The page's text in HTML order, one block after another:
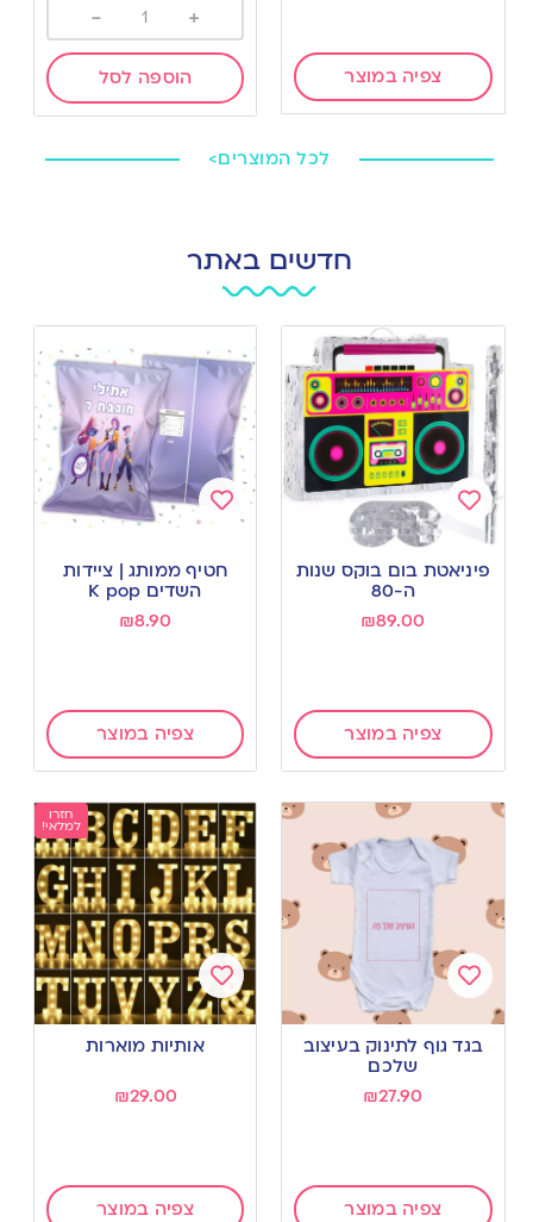
צפיה במוצר
+
-
הוספה לסל
לכל המוצרים>
חדשים באתר
Add
to
wishlist
פיניאטת בום בוקס שנות
ה-80
₪89.00
צפיה במוצר
wishlist
חטיף ממותג | ציידות
השדים K pop
₪8.90
צפיה במוצר
to
wishlist
בגד גוף לתינוק בעיצוב
שלכם
₪27.90
צפיה במוצר
חזרו
למלאי!
Add
wishlist
אותיות מוארות
₪29.00
צפיה במוצר